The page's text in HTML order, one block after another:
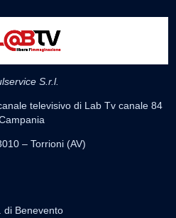
S.r.l.
televisivo di Lab Tv canale 84
– Torrioni (AV)
di Benevento